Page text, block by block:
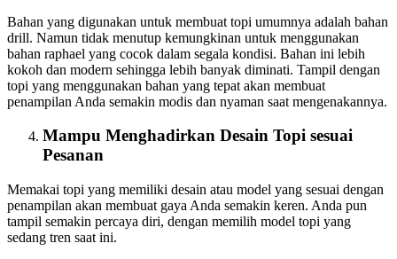
Bahan yang digunakan untuk membuat topi umumnya adalah bahan
drill. Namun tidak menutup kemungkinan untuk menggunakan
bahan raphael yang cocok dalam segala kondisi. Bahan ini lebih
kokoh dan modern sehingga lebih banyak diminati. Tampil dengan
topi yang menggunakan bahan yang tepat akan membuat
penampilan Anda semakin modis dan nyaman saat mengenakannya.
Mampu Menghadirkan Desain Topi sesuai
Pesanan
Memakai topi yang memiliki desain atau model yang sesuai dengan
penampilan akan membuat gaya Anda semakin keren. Anda pun
tampil semakin percaya diri, dengan memilih model topi yang
sedang tren saat ini.